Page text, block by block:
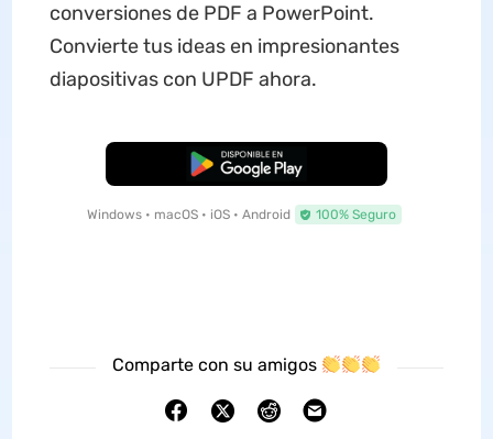
conversiones de PDF a PowerPoint.
Convierte tus ideas en impresionantes
diapositivas con UPDF ahora.
Descarga Gratuita
Windows • macOS • iOS • Android 100% Seguro
Comparte con su amigos